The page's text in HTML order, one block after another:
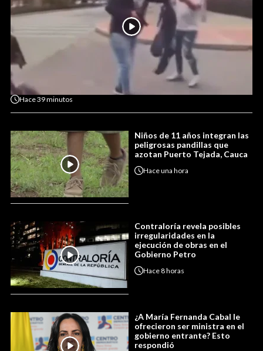
Hace39 minutos
Niños de 11 años integran las
peligrosas pandillas que
azotan Puerto Tejada, Cauca
Haceuna hora
Contraloría revela posibles
irregularidades en la
ejecución de obras en el
Gobierno Petro
Hace8 horas
¿A María Fernanda Cabal le
ofrecieron ser ministra en el
gobierno entrante? Esto
respondió